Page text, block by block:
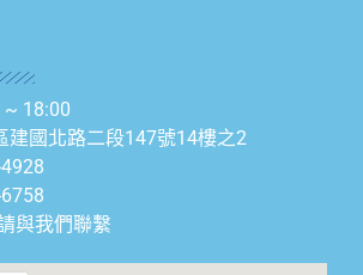
~ 18:00
建國北路二段147號14樓之2
與我們聯繫